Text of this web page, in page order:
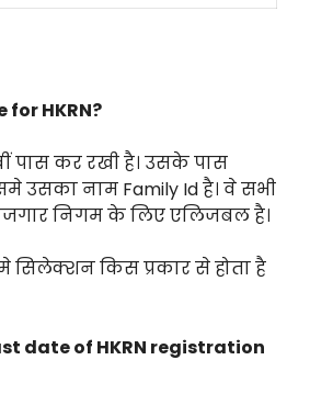
for HKRN?
पास कर रखी है। उसके पास
उसका नाम Family Id है। वे सभी
निगम के लिए एलिजबल है।
सिलेक्शन किस प्रकार से होता है
date of HKRN registration